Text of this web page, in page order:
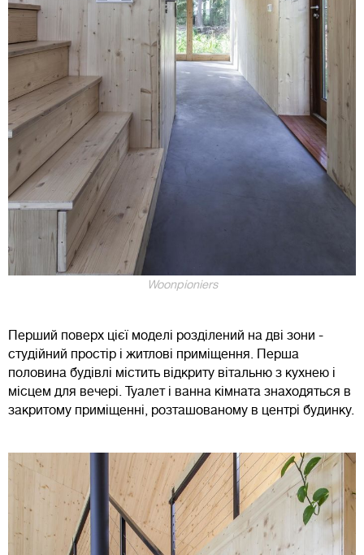
Woonpioniers
Перший поверх цієї моделі розділений на дві зони -
студійний простір і житлові приміщення. Перша
половина будівлі містить відкриту вітальню з кухнею і
місцем для вечері. Туалет і ванна кімната знаходяться в
закритому приміщенні, розташованому в центрі будинку.